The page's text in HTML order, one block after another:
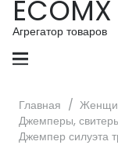
ECOMX
Агрегатор товаров
Главная /
Джемперы,
Джемпер силуэта